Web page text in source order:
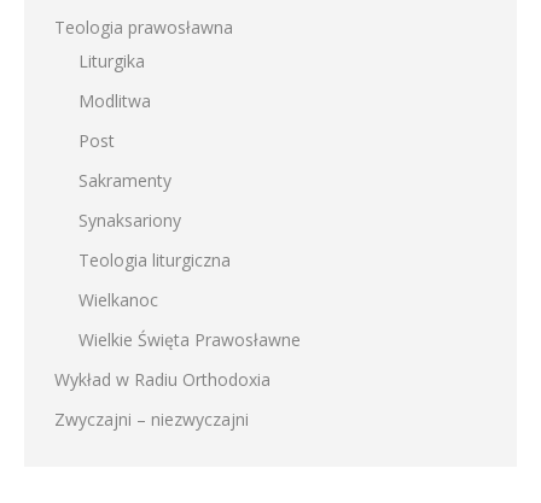
Teologia prawosławna
Liturgika
Modlitwa
Post
Sakramenty
Synaksariony
Teologia liturgiczna
Wielkanoc
Wielkie Święta Prawosławne
Wykład w Radiu Orthodoxia
Zwyczajni – niezwyczajni